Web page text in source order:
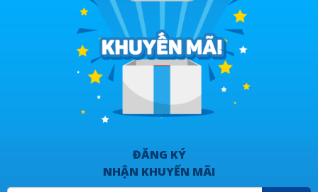
ĐĂNG KÝ
NHẬN KHUYẾN MÃI